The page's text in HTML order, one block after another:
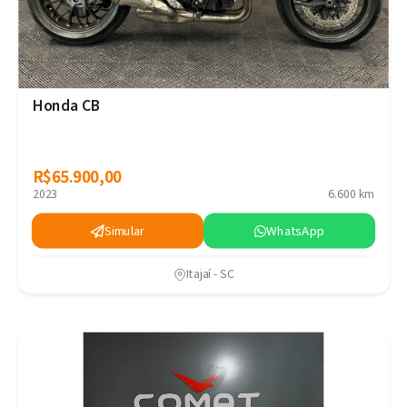
Honda CB
R$65.900,00
R$65.900,00
2023 6.600 km
Simular WhatsApp
Itajaí - SC